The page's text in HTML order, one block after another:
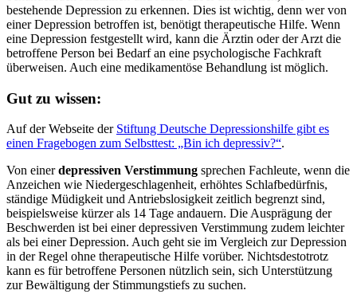
bestehende Depression zu erkennen. Dies ist wichtig, denn wer von
einer Depression betroffen ist, benötigt therapeutische Hilfe. Wenn
eine Depression festgestellt wird, kann die Ärztin oder der Arzt die
betroffene Person bei Bedarf an eine psychologische Fachkraft
überweisen. Auch eine medikamentöse Behandlung ist möglich.
Gut zu wissen:
Auf der Webseite der Stiftung Deutsche Depressionshilfe gibt es
einen Fragebogen zum Selbsttest: „Bin ich depressiv?“.
Von einerdepressiven Verstimmung sprechen Fachleute, wenn die
Anzeichen wie Niedergeschlagenheit, erhöhtes Schlafbedürfnis,
ständige Müdigkeit und Antriebslosigkeit zeitlich begrenzt sind,
beispielsweise kürzer als 14 Tage andauern. Die Ausprägung der
Beschwerden ist bei einer depressiven Verstimmung zudem leichter
als bei einer Depression. Auch geht sie im Vergleich zur Depression
in der Regel ohne therapeutische Hilfe vorüber. Nichtsdestotrotz
kann es für betroffene Personen nützlich sein, sich Unterstützung
zur Bewältigung der Stimmungstiefs zu suchen.